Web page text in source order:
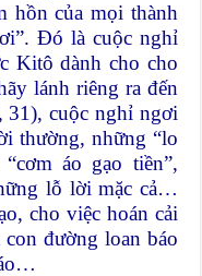
hồn của mọi thành
Đó là cuộc nghỉ
Kitô dành cho cho
lánh riêng ra đến
cuộc nghỉ ngơi
thường, những “lo
áo gạo tiền”,
lỗ lời mặc cả…
cho việc hoán cải
đường loan báo